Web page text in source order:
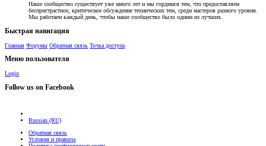
Наше сообщество существует уже много лет и мы гордимся тем, что предоставляем
беспристрастное, критическое обсуждение технических тем, среди мастеров разного уровня.
Мы работаем каждый день, чтобы наше сообщество было одним из лучших.
Быстрая навигация
Главная Форумы Обратная связь Точка доступа
Меню пользователя
Login
Follow us on Facebook
Russian (RU)
Обратная связь
Условия и правила